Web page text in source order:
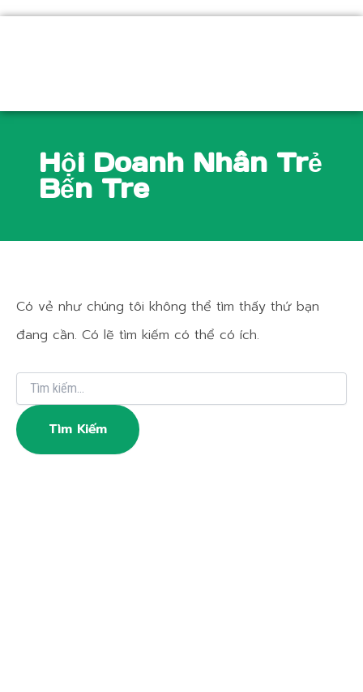
Nhảy
Hội Doanh Nhân Trẻ
Bến Tre
Có vẻ như chúng tôi không thể tìm thấy thứ bạn
đang cần. Có lẽ tìm kiếm có thể có ích.